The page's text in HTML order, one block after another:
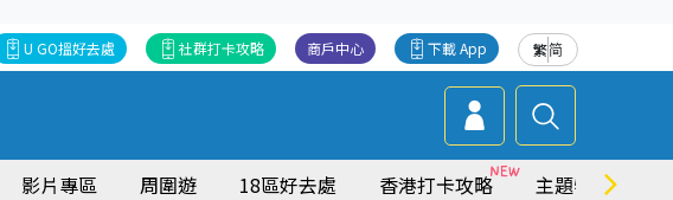
繁简
下載 App
商戶中心
社群打卡攻略
U GO搵好去處
影片專區 周圍遊 18區好去處 香港打卡攻略 主題特集